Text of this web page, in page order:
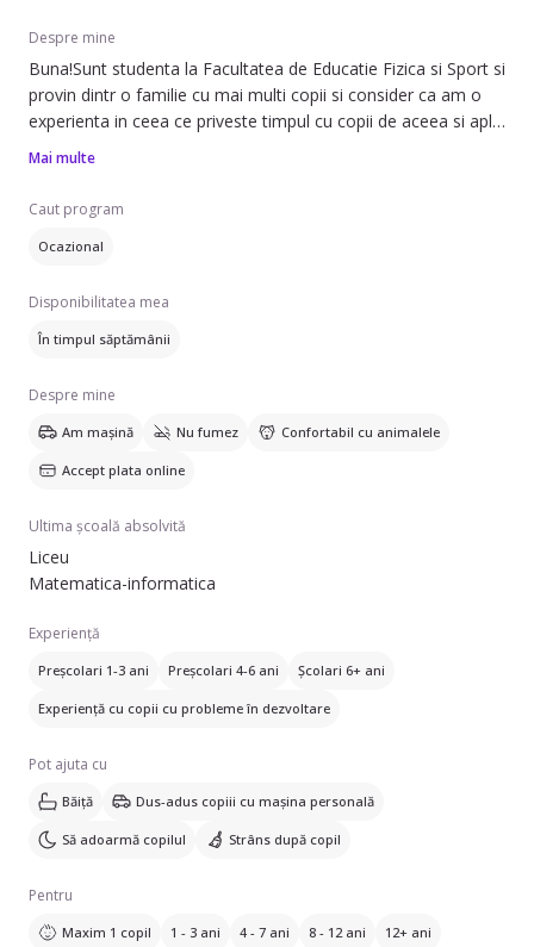
Despre mine
Buna!Sunt studenta la Facultatea de Educatie Fizica si Sport si
provin dintr o familie cu mai multi copii si consider ca am o
experienta in ceea ce priveste timpul cu copii de aceea si aplic
pentru un asemenea job
Mai multe
Caut program
Ocazional
Disponibilitatea mea
În timpul săptămânii
Despre mine
Am mașină Nu fumez Confortabil cu animalele
Accept plata online
Ultima școală absolvită
Liceu
Matematica-informatica
Experiență
Preșcolari 1-3 ani Preșcolari 4-6 ani Școlari 6+ ani
Experiență cu copii cu probleme în dezvoltare
Pot ajuta cu
Băiță Dus-adus copiii cu mașina personală
Să adoarmă copilul Strâns după copil
Pentru
Maxim 1 copil 1 - 3 ani 4 - 7 ani 8 - 12 ani 12+ ani